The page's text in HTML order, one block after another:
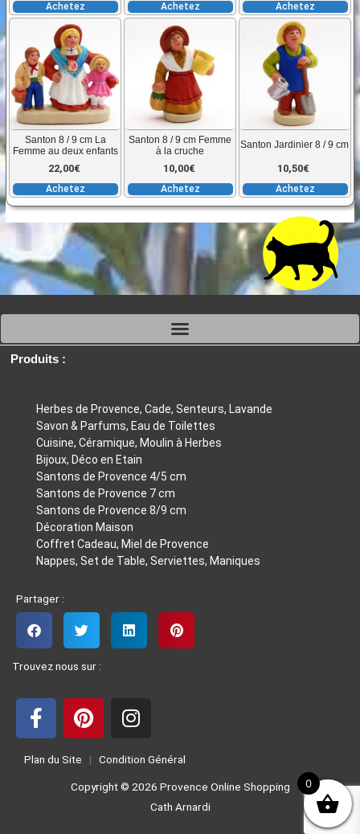
Achetez Achetez Achetez
Santon 8 / 9 cm La
Femme au deux enfants
22,00€
Achetez
Santon 8 / 9 cm Femme
à la cruche
10,00€
Achetez
Santon Jardinier 8 / 9 cm
10,50€
Achetez
Produits :
Herbes de Provence, Cade, Senteurs, Lavande
Savon & Parfums, Eau de Toilettes
Cuisine, Céramique, Moulin à Herbes
Bijoux, Déco en Etain
Santons de Provence 4/5 cm
Santons de Provence 7 cm
Santons de Provence 8/9 cm
Décoration Maison
Coffret Cadeau, Miel de Provence
Nappes, Set de Table, Serviettes, Maniques
Partager :
Trouvez nous sur :
F
c
P
n
t
I
s
t
Plan du Site | Condition Général
Copyright © 2026 Provence Online Shopping
Cath Arnardi
0